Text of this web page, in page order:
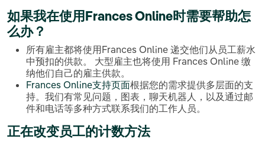
如果我在使用Frances Online时需要帮助怎
么办？
所有雇主都将使用Frances Online 递交他们从员工薪水
中预扣的供款。 大型雇主也将使用 Frances Online 缴
纳他们自己的雇主供款。
Frances Online支持页面根据您的需求提供多层面的支
持。我们有常见问题，图表，聊天机器人，以及通过邮
件和电话等多种方式联系我们的工作人员。
正在改变员工的计数方法